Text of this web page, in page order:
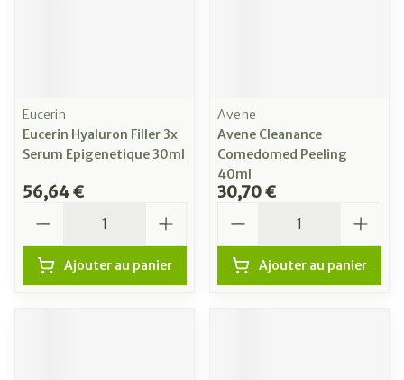
Eucerin
Eucerin Hyaluron Filler 3x
Serum Epigenetique 30ml
56,64 €
Ajouter au panier
Avene
Avene Cleanance
Comedomed Peeling
40ml
30,70 €
Ajouter au panier